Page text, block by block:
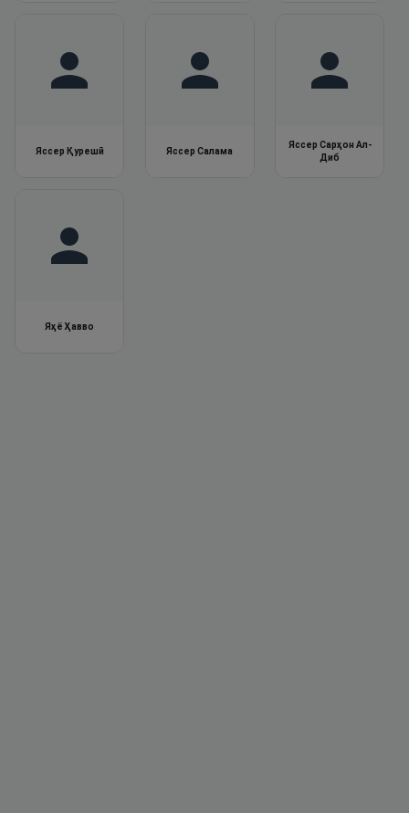
Яссер Қурешӣ Яссер Салама
Яссер Сарҳон Ал-
Диб
Яҳё Ҳавво